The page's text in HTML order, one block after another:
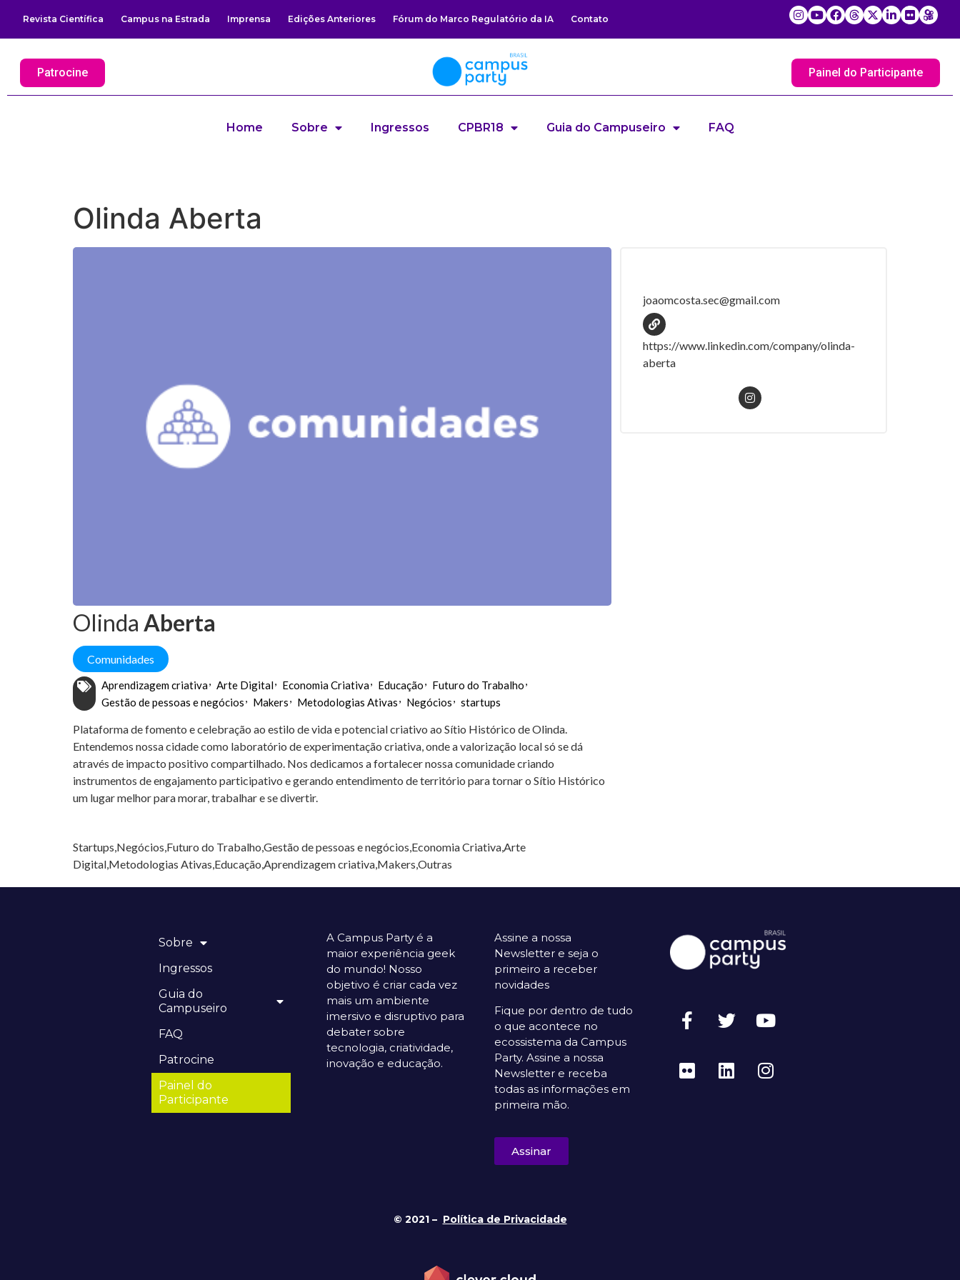
Revista Científica Campus na Estrada Imprensa Edições Anteriores Fórum do Marco Regulatório da IA Contato
Patrocine Painel do Participante
Home Sobre Ingressos CPBR18 Guia do Campuseiro FAQ
Olinda Aberta
Olinda Aberta
Comunidades
Aprendizagem criativa Arte Digital Economia Criativa Educação
Futuro do Trabalho
Gestão de pessoas e negócios
Makers Metodologias Ativas Negócios startups
Plataforma de fomento e celebração ao estilo de vida e potencial criativo ao Sítio Histórico de Olinda.
Entendemos nossa cidade como laboratório de experimentação criativa, onde a valorização local só se dá
através de impacto positivo compartilhado. Nos dedicamos a fortalecer nossa comunidade criando
instrumentos de engajamento participativo e gerando entendimento de território para tornar o Sítio Histórico
um lugar melhor para morar, trabalhar e se divertir.
Startups,Negócios,Futuro do Trabalho,Gestão de pessoas e negócios,Economia Criativa,Arte
Digital,Metodologias Ativas,Educação,Aprendizagem criativa,Makers,Outras
joaomcosta.sec@gmail.com
https://www.linkedin.com/company/olinda-
aberta
Sobre
Ingressos
Guia do
Campuseiro
FAQ
Patrocine
Painel do
Participante
A Campus Party é a
maior experiência geek
do mundo! Nosso
objetivo é criar cada vez
mais um ambiente
imersivo e disruptivo para
debater sobre
tecnologia, criatividade,
inovação e educação.
Assine a nossa
Newsletter e seja o
primeiro a receber
novidades
Fique por dentro de tudo
o que acontece no
ecossistema da Campus
Party. Assine a nossa
Newsletter e receba
todas as informações em
primeira mão.
Assinar
© 2021 – Política de Privacidade